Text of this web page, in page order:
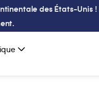
des États-Unis